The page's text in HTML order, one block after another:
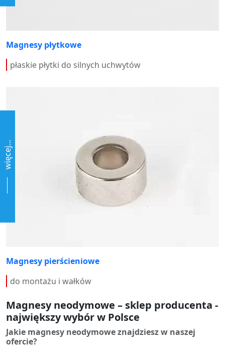
Magnesy płytkowe
płaskie płytki do silnych uchwytów
więcej...
Magnesy pierścieniowe
do montażu i wałków
Magnesy neodymowe – sklep producenta -
największy wybór w Polsce
Jakie magnesy neodymowe znajdziesz w naszej
ofercie?